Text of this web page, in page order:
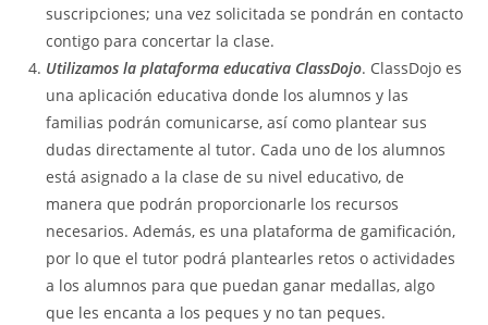
suscripciones; una vez solicitada se pondrán en contacto
contigo para concertar la clase.
Utilizamos la plataforma educativa ClassDojo. ClassDojo es
una aplicación educativa donde los alumnos y las
familias podrán comunicarse, así como plantear sus
dudas directamente al tutor. Cada uno de los alumnos
está asignado a la clase de su nivel educativo, de
manera que podrán proporcionarle los recursos
necesarios. Además, es una plataforma de gamificación,
por lo que el tutor podrá plantearles retos o actividades
a los alumnos para que puedan ganar medallas, algo
que les encanta a los peques y no tan peques.